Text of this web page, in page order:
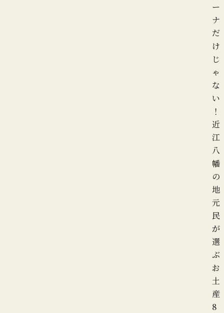
ー
ナ
だ
け
じ
ゃ
な
い
！
近
江
八
幡
の
地
元
民
が
選
ぶ
お
土
産
8